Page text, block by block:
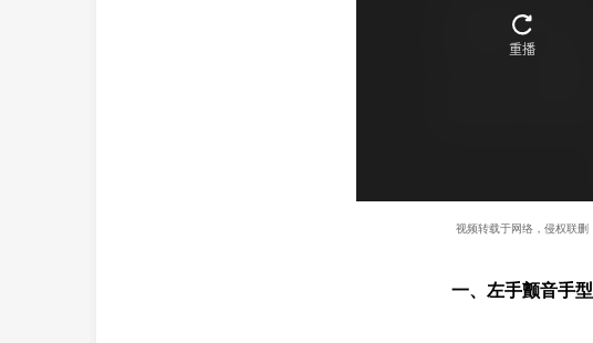
视频转载于网络，侵权联删
一、左手颤音手型